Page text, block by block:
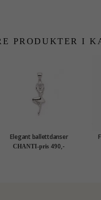
PRODUKTER I
Elegant ballettdanser
anheng i sølv
CHANTI-pris 490,-